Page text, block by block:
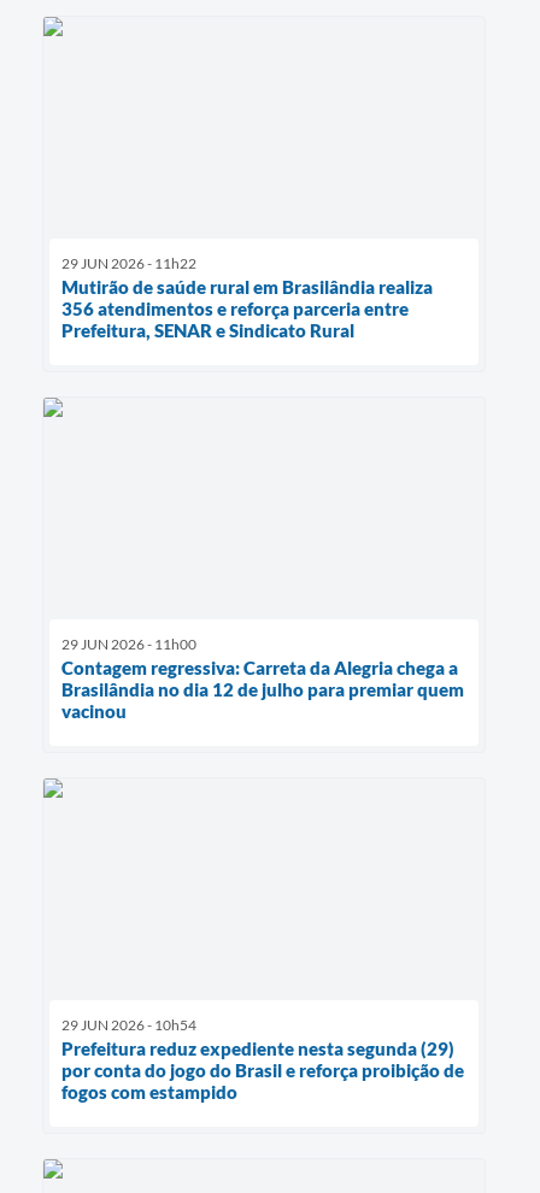
29 JUN 2026 - 11h22
Mutirão de saúde rural em Brasilândia realiza
356 atendimentos e reforça parceria entre
Prefeitura, SENAR e Sindicato Rural
29 JUN 2026 - 11h00
Contagem regressiva: Carreta da Alegria chega a
Brasilândia no dia 12 de julho para premiar quem
vacinou
29 JUN 2026 - 10h54
Prefeitura reduz expediente nesta segunda (29)
por conta do jogo do Brasil e reforça proibição de
fogos com estampido